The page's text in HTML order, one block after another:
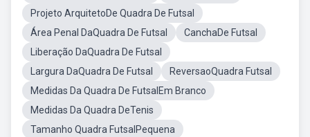
Projeto ArquitetoDe Quadra De Futsal
Área Penal DaQuadra De Futsal
CanchaDe Futsal
Liberação DaQuadra De Futsal
Largura DaQuadra De Futsal
ReversaoQuadra Futsal
Medidas Da Quadra De FutsalEm Branco
Medidas Da Quadra DeTenis
Tamanho Quadra FutsalPequena